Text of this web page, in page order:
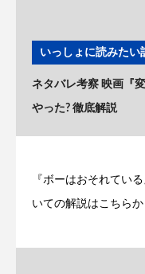
いっしょに読みたい
ネタバレ考察 映画『
やった? 徹底解説
『ボーはおそれてい
いての解説はこちらか